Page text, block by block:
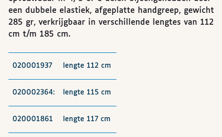
een dubbele elastiek, afgeplatte handgreep, gewicht
285 gr, verkrijgbaar in verschillende lengtes van 112
cm t/m 185 cm.
020001937 lengte 112 cm
020002364: lengte 115 cm
020001861 lengte 117 cm